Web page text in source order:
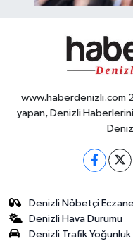
www.haberdenizli.com
yapan, Denizli
Denizli Nöbetçi
Denizli Hava Durumu
Denizli Trafik Yoğunluk